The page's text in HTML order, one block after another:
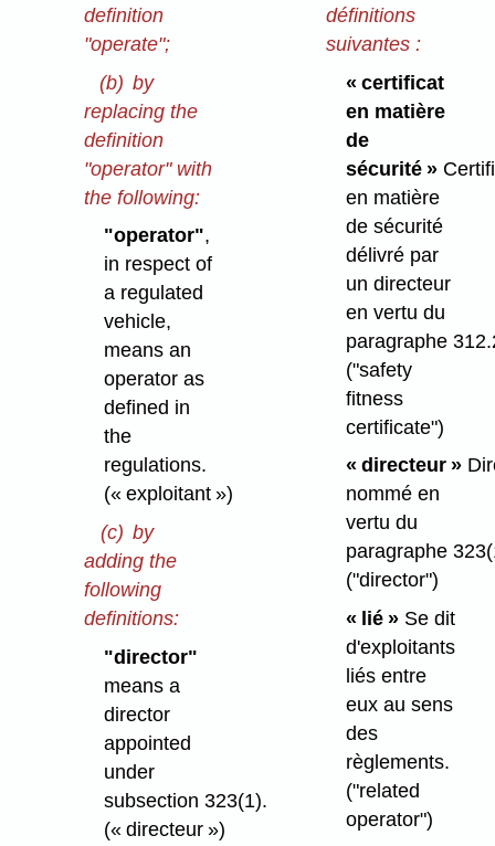
definition
"operate";
(b) by
replacing the
definition
"operator" with
the following:
"operator",
in respect of
a regulated
vehicle,
means an
operator as
defined in
the
regulations.
(« exploitant »)
(c) by
adding the
following
definitions:
"director"
means a
director
appointed
under
subsection 323(1).
(« directeur »)
définitions
suivantes :
« certificat
en matière
de
sécurité »
en matière
de sécurité
délivré par
un directeur
en vertu du
paragraphe
("safety
fitness
certificate")
« directeur »
nommé en
vertu du
paragraphe
("director")
« lié »Se dit
d'exploitants
liés entre
eux au sens
des
règlements.
("related
operator")